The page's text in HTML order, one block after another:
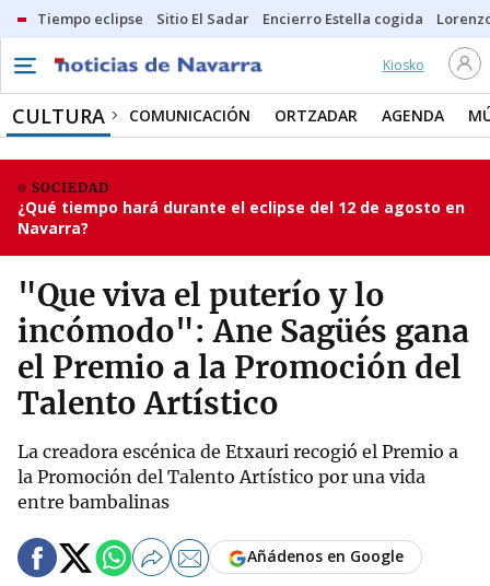
Tiempo eclipse Sitio El Sadar Encierro Estella cogida
Kiosko
CULTURA COMUNICACIÓN ORTZADAR AGENDA
SOCIEDAD
¿Qué tiempo hará durante el eclipse del 12 de agosto en
Navarra?
"Que viva el puterío y lo
incómodo": Ane Sagüés gana
el Premio a la Promoción del
Talento Artístico
La creadora escénica de Etxauri recogió el Premio a
la Promoción del Talento Artístico por una vida
entre bambalinas
Añádenos en Google